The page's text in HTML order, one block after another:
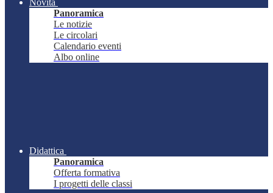
Novità
Panoramica
Le notizie
Le circolari
Calendario eventi
Albo online
Didattica
Panoramica
Offerta formativa
I progetti delle classi